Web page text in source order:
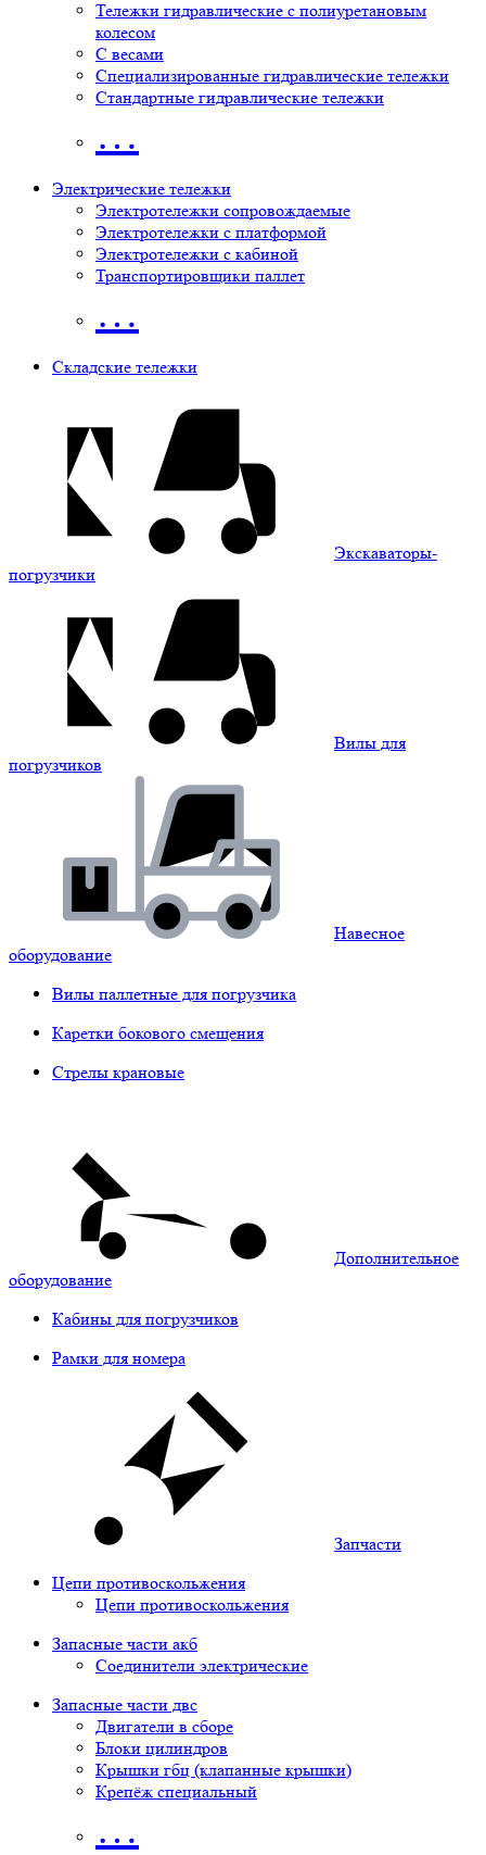
Тележки гидравлические с полиуретановым
колесом
С весами
Специализированные гидравлические тележки
Стандартные гидравлические тележки
…
Электрические тележки
Электротележки сопровождаемые
Электротележки с платформой
Электротележки с кабиной
Транспортировщики паллет
…
Складские тележки
Экскаваторы-
погрузчики
Вилы для
погрузчиков
Навесное
оборудование
Вилы паллетные для погрузчика
Каретки бокового смещения
Стрелы крановые
Дополнительное
оборудование
Кабины для погрузчиков
Рамки для номера
Запчасти
Цепи противоскольжения
Цепи противоскольжения
Запасные части акб
Соединители электрические
Запасные части двс
Двигатели в сборе
Блоки цилиндров
Крышки гбц (клапанные крышки)
Крепёж специальный
…